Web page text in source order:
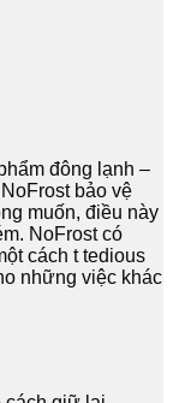
đông lạnh –
bảo vệ
muốn, điều này
NoFrost có
cách t tedious
những việc khác